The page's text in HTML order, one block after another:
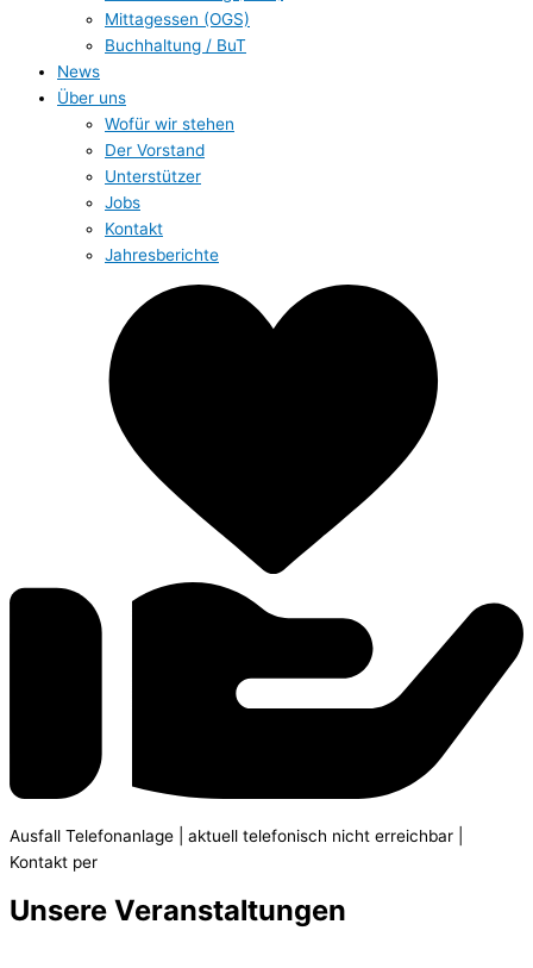
Mittagessen (OGS)
Buchhaltung / BuT
News
Über uns
Wofür wir stehen
Der Vorstand
Unterstützer
Jobs
Kontakt
Jahresberichte
Ausfall Telefonanlage | aktuell telefonisch nicht erreichbar |
Kontakt per
Unsere Veranstaltungen